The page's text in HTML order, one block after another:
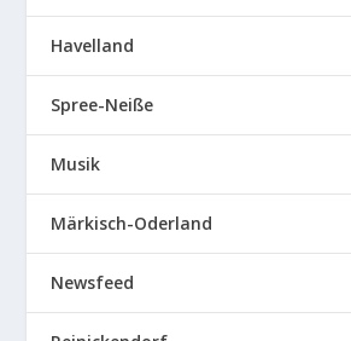
Havelland
Spree-Neiße
Musik
Märkisch-Oderland
Newsfeed